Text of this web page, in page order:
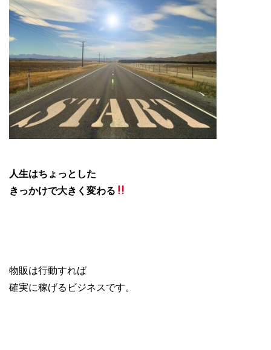
人生はちょっとした
きっかけで大きく変わる
物販は行動すれば
確実に稼げるビジネスです。